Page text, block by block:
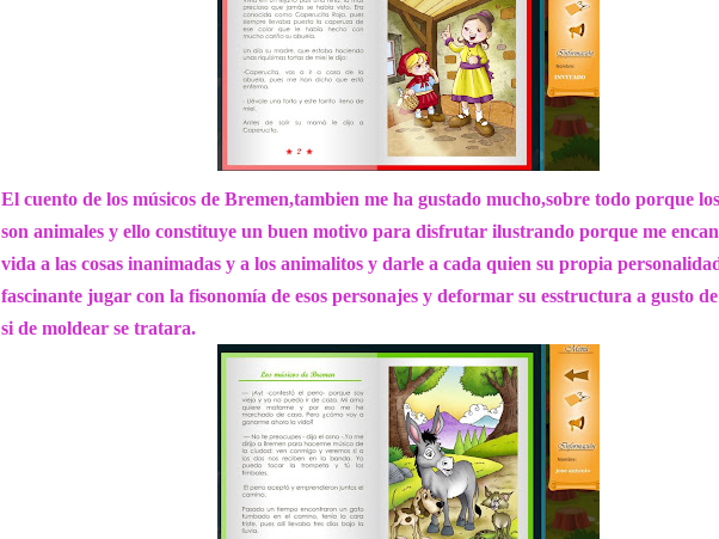
El cuento de los músicos de Bremen,tambien me ha gustado mucho,sobre todo porque
son animales y ello constituye un buen motivo para disfrutar ilustrando porque me
vida a las cosas inanimadas y a los animalitos y darle a cada quien su propia
fascinante jugar con la fisonomía de esos personajes y deformar su esstructura a gusto
si de moldear se tratara.